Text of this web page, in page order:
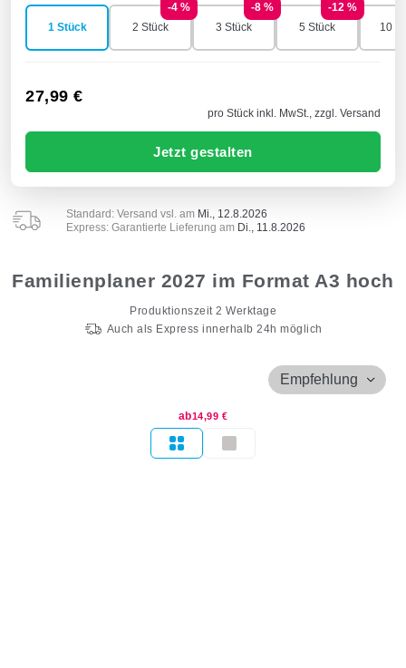
1 Stück
-4 %
2 Stück
-8 %
3 Stück
-12 %
5 Stück
10
27,99 €
pro Stück inkl. MwSt., zzgl. Versand
Jetzt gestalten
Standard: Versand vsl. am Mi., 12.8.2026
Express: Garantierte Lieferung am Di., 11.8.2026
Familienplaner 2027 im Format A3 hoch
Produktionszeit 2 Werktage
Auch als Express innerhalb 24h möglich
Empfehlung
ab14,99 €